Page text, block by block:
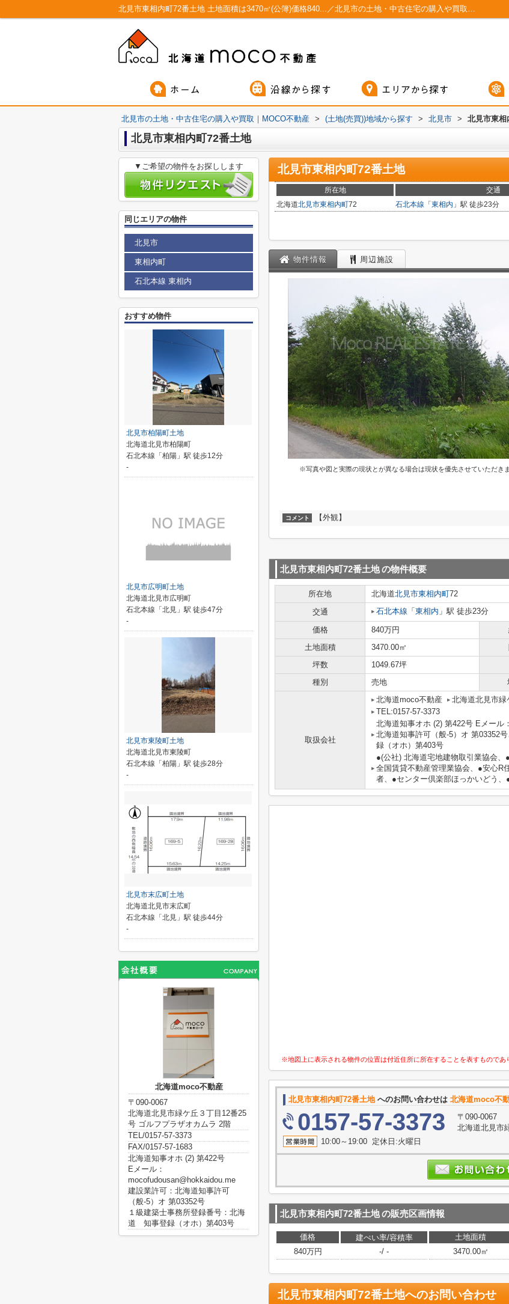
北見市東相内町72番土地 土地面積は3470㎡(公簿)価格840...／北見市の土地・中古住宅の購入や買取／MOCO不動産
北見市の土地・中古住宅の購入や買取｜MOCO不動産 > (土地(売買))地域から探す > 北見市 > 北見市東相
北見市東相内町72番土地
北見市東相内町72番土地
所在地
交通
北海道北見市東相内町72 石北本線 「 東相内 」駅 徒歩23分
物件情報 周辺施設
※写真や図と実際の現状とが異なる場合は現状を優先させていただき
コメント 【外観】
北見市東相内町72番土地の物件概要
所在地 北海道北見市東相内町72
交通
石北本線 「 東相内 」駅 徒歩23分
価格 840万円
土地面積
3470.00㎡
坪数
1049.67坪
種別
売地
取扱会社
北海道moco不動産
北海道北見市
TEL:0157-57-3373
北海道知事オホ (2) 第422号 Eメール
北海道知事許可（般-5）オ 第03352
録（オホ）第403号
●(公社) 北海道宅地建物取引業協会
全国賃貸不動産管理業協会、●安心R
者、●センター倶楽部ほっかいどう
※地図上に表示される物件の位置は付近住所に所在することを表すものであ
北見市東相内町72番土地へのお問い合わせは 北海道moco不
0157-57-3373
〒090-0067
北海道北見市
10:00～19:00 定休日:火曜日
北見市東相内町72番土地の販売区画情報
価格 建ぺい率/容積率 土地面積
840万円
-/ - 3470.00㎡
北見市東相内町72番土地へのお問い合わせ
▼ご希望の物件をお探しします
同じエリアの物件
北見市
東相内町
石北本線 東相内
おすすめ物件
北見市柏陽町土地
北海道北見市柏陽町
石北本線「柏陽」駅 徒歩12分
-
北見市広明町土地
北海道北見市広明町
石北本線「北見」駅 徒歩47分
-
北見市東陵町土地
北海道北見市東陵町
石北本線「柏陽」駅 徒歩28分
-
北見市末広町土地
北海道北見市末広町
石北本線「北見」駅 徒歩44分
-
北海道moco不動産
〒090-0067
北海道北見市緑ケ丘３丁目12番25
号 ゴルフプラザオカムラ 2階
TEL/0157-57-3373
FAX/0157-57-1683
北海道知事オホ (2) 第422号
Eメール：
mocofudousan@hokkaidou.me
建設業許可：北海道知事許可
（般-5）オ 第03352号
１級建築士事務所登録番号：北海
道 知事登録（オホ）第403号